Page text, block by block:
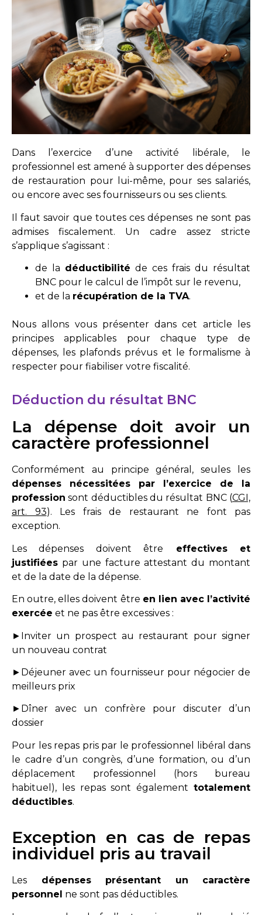
Dans l’exercice d’une activité libérale, le
professionnel est amené à supporter des dépenses
de restauration pour lui-même, pour ses salariés,
ou encore avec ses fournisseurs ou ses clients.
Il faut savoir que toutes ces dépenses ne sont pas
admises fiscalement. Un cadre assez stricte
s’applique s’agissant :
de la déductibilité de ces frais du résultat
BNC pour le calcul de l’impôt sur le revenu,
et de la récupération de la TVA.
Nous allons vous présenter dans cet article les
principes applicables pour chaque type de
dépenses, les plafonds prévus et le formalisme à
respecter pour fiabiliser votre fiscalité.
Déduction du résultat BNC
La dépense doit avoir un
caractère professionnel
Conformément au principe général, seules les
dépenses nécessitées par l’exercice de la
profession sont déductibles du résultat BNC (CGI,
art. 93). Les frais de restaurant ne font pas
exception.
Les dépenses doivent être effectives et
justifiées par une facture attestant du montant
et de la date de la dépense.
En outre, elles doivent être en lien avec l’activité
exercée et ne pas être excessives :
►Inviter un prospect au restaurant pour signer
un nouveau contrat
►Déjeuner avec un fournisseur pour négocier de
meilleurs prix
►Dîner avec un confrère pour discuter d’un
dossier
Pour les repas pris par le professionnel libéral dans
le cadre d’un congrès, d’une formation, ou d’un
déplacement professionnel (hors bureau
habituel), les repas sont également totalement
déductibles.
Exception en cas de repas
individuel pris au travail
Les dépenses présentant un caractère
personnel ne sont pas déductibles.